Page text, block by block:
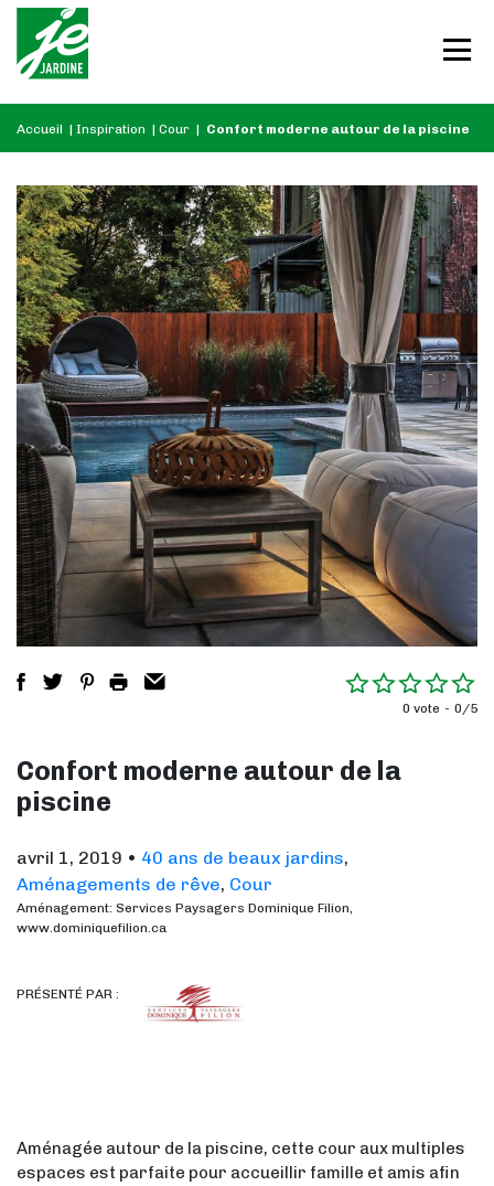
Accueil | Inspiration | Cour | Confort moderne autour de la piscine
0 vote 0/5
Confort moderne autour de la
piscine
avril 1, 2019 • 40 ans de beaux jardins,
Aménagements de rêve, Cour
Aménagement: Services Paysagers Dominique Filion,
www.dominiquefilion.ca
PRÉSENTÉ PAR :
Aménagée autour de la piscine, cette cour aux multiples
espaces est parfaite pour accueillir famille et amis afin